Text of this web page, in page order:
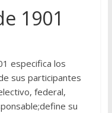
1901
especifica los
sus participantes
federal,
su